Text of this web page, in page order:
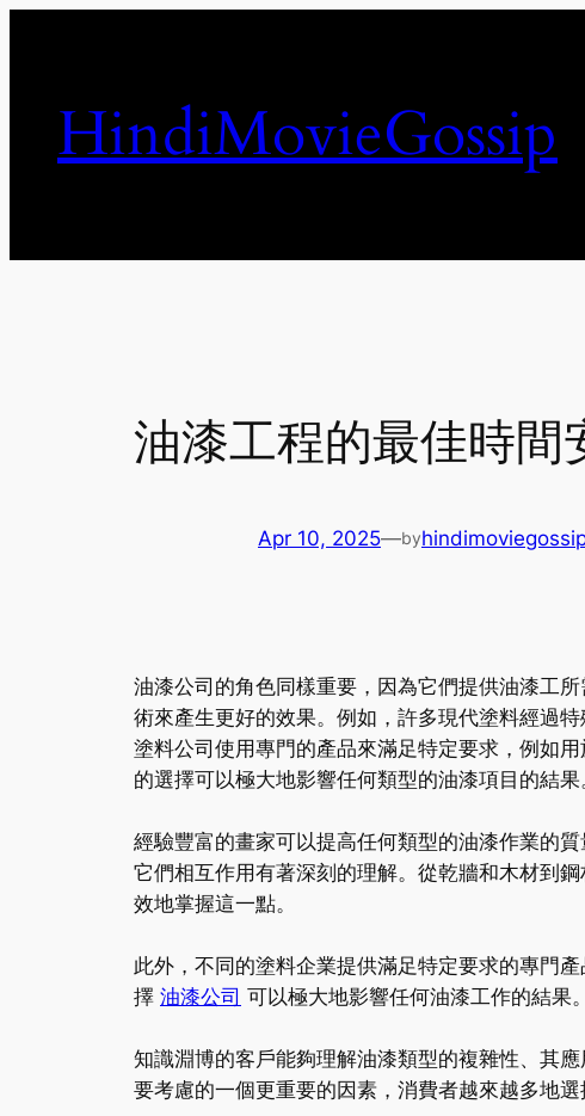
HindiMovieGossip
油漆工程的最佳時間
Apr 10, 2025—by
油漆公司的角色同樣重要，因為它們提供油漆工
術來產生更好的效果。例如，許多現代塗料經過
塗料公司使用專門的產品來滿足特定要求，例如
的選擇可以極大地影響任何類型的油漆項目的結果
經驗豐富的畫家可以提高任何類型的油漆作業的
它們相互作用有著深刻的理解。從乾牆和木材到
效地掌握這一點。
此外，不同的塗料企業提供滿足特定要求的專門
擇 油漆公司 可以極大地影響任何油漆工作的結果。
知識淵博的客戶能夠理解油漆類型的複雜性、其
要考慮的一個更重要的因素，消費者越來越多地